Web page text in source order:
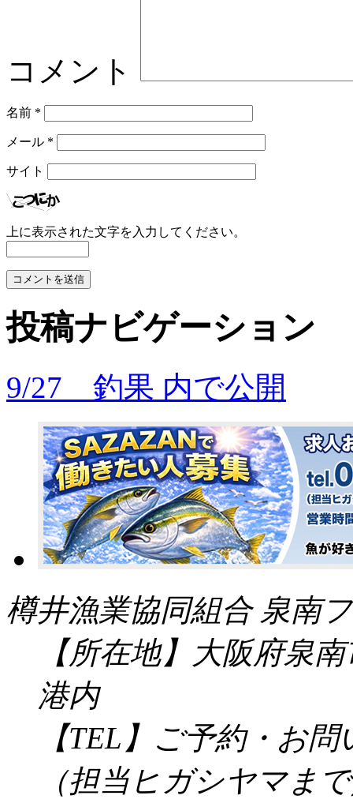
コメント
名前 *
メール *
サイト
上に表示された文字を入力してください。
投稿ナビゲーション
9/27 釣果 内で公開
樽井漁業協同組合 泉南
【所在地】大阪府泉
港内
【TEL】ご予約・お
（担当ヒガシヤマま